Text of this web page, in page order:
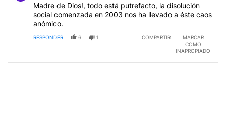
Madre de Dios!, todo está putrefacto, la disolución
social comenzada en 2003 nos ha llevado a éste caos
anómico.
RESPONDER 6 1 COMPARTIR
MARCAR
COMO
INAPROPIADO